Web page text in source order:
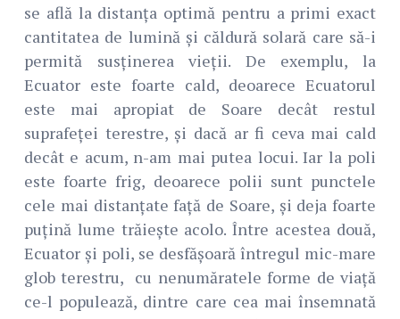
se află la distanța optimă pentru a primi exact
cantitatea de lumină și căldură solară care să-i
permită susținerea vieții. De exemplu, la
Ecuator este foarte cald, deoarece Ecuatorul
este mai apropiat de Soare decât restul
suprafeței terestre, și dacă ar fi ceva mai cald
decât e acum, n-am mai putea locui. Iar la poli
este foarte frig, deoarece polii sunt punctele
cele mai distanțate față de Soare, și deja foarte
puțină lume trăiește acolo. Între acestea două,
Ecuator și poli, se desfășoară întregul mic-mare
glob terestru, cu nenumăratele forme de viață
ce-l populează, dintre care cea mai însemnată